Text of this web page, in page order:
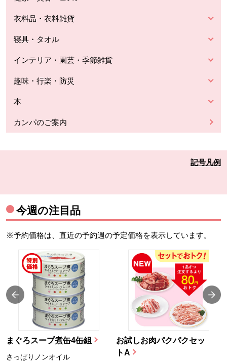
衣料品・衣料雑貨
寝具・タオル
インテリア・園芸・季節雑貨
趣味・行楽・防災
本
カンパのご案内
記号凡例
今週の注目品
※予約価格は、直近の予約週の予定価格を表示しています。
まぐろスープ煮缶4缶組
さっぱりノンオイル
お試しお肉パクパクセッ
トA